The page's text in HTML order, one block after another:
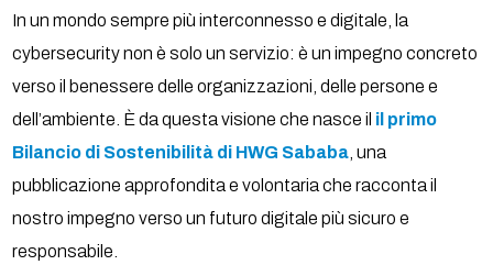
In un mondo sempre più interconnesso e digitale, la
cybersecurity non è solo un servizio: è un impegno concreto
verso il benessere delle organizzazioni, delle persone e
dell’ambiente. È da questa visione che nasce il il primo
Bilancio di Sostenibilità di HWG Sababa , una
pubblicazione approfondita e volontaria che racconta il
nostro impegno verso un futuro digitale più sicuro e
responsabile.